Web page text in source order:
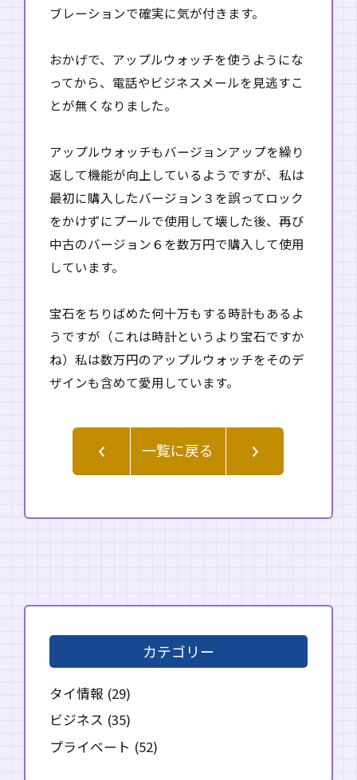
ブレーションで確実に気が付きます。
おかげで、アップルウォッチを使うようにな
ってから、電話やビジネスメールを見逃すこ
とが無くなりました。
アップルウォッチもバージョンアップを繰り
返して機能が向上しているようですが、私は
最初に購入したバージョン３を誤ってロック
をかけずにプールで使用して壊した後、再び
中古のバージョン６を数万円で購入して使用
しています。
宝石をちりばめた何十万もする時計もあるよ
うですが（これは時計というより宝石ですか
ね）私は数万円のアップルウォッチをそのデ
ザインも含めて愛用しています。
一覧に戻る
カテゴリー
タイ情報 (29)
ビジネス (35)
プライベート (52)